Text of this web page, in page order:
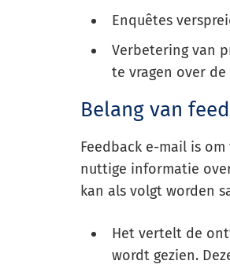
Enquêtes
Verbetering van
te vragen over
Belang van
Feedback e-mail is
nuttige informatie
kan als volgt worden
Het vertelt de
wordt gezien.